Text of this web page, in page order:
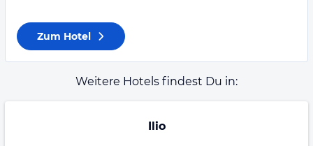
Zum Hotel
Weitere Hotels findest Du in:
Ilio